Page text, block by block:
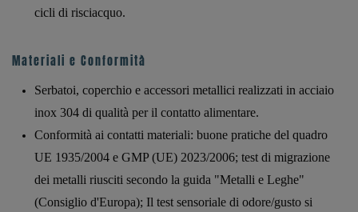
cicli di risciacquo.
Materiali e Conformità
Serbatoi, coperchio e accessori metallici realizzati in acciaio
inox 304 di qualità per il contatto alimentare.
Conformità ai contatti materiali: buone pratiche del quadro
UE 1935/2004 e GMP (UE) 2023/2006; test di migrazione
dei metalli riusciti secondo la guida "Metalli e Leghe"
(Consiglio d'Europa); Il test sensoriale di odore/gusto si